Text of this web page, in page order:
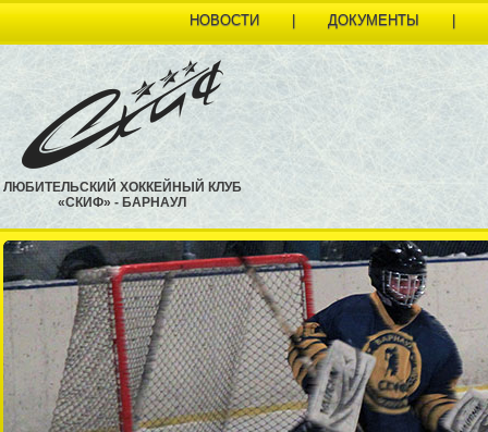
НОВОСТИ | ДОКУМЕНТЫ |
ЛЮБИТЕЛЬСКИЙ ХОККЕЙНЫЙ КЛУБ
«СКИФ» - БАРНАУЛ